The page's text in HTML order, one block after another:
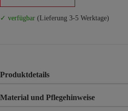
✓ verfügbar (Lieferung 3-5 Werktage)
Produktdetails
Material und Pflegehinweise